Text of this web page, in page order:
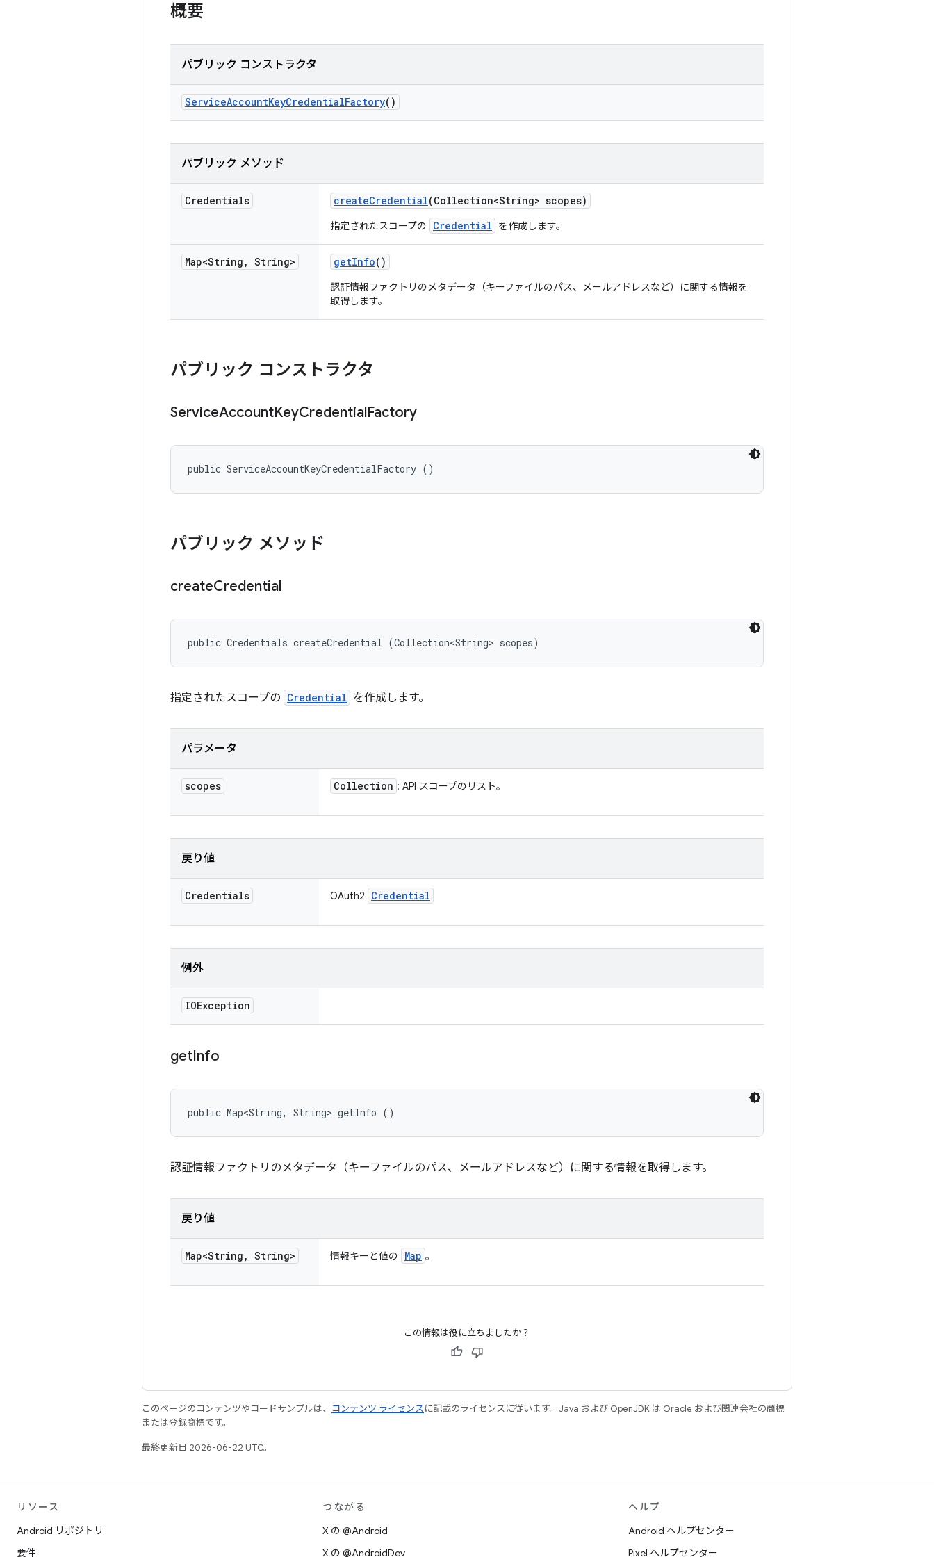
概要
パブリック コンストラクタ
ServiceAccountKeyCredentialFactory()
パブリック メソッド
Credentials createCredential(Collection<String> scopes)
指定されたスコープの Credential を作成します。
Map<String , String> getInfo()
認証情報ファクトリのメタデータ（キーファイルのパス、メールアドレスなど）に関する情報を
取得します。
パブリック コンストラクタ
ServiceAccountKeyCredentialFactory
public ServiceAccountKeyCredentialFactory ()
パブリック メソッド
createCredential
public Credentials createCredential (Collection<String> scopes)
指定されたスコープの Credential を作成します。
パラメータ
scopes Collection : API スコープのリスト。
戻り値
Credentials OAuth2 Credential
例外
IOException
getInfo
public Map<String, String> getInfo ()
認証情報ファクトリのメタデータ（キーファイルのパス、メールアドレスなど）に関する情報を取得します。
戻り値
Map<String , String> 情報キーと値の Map 。
この情報は役に立ちましたか？
このページのコンテンツやコードサンプルは、 コンテンツ ライセンスに記載のライセンスに従います。Java および OpenJDK は Oracle および関連会社の商標
または登録商標です。
最終更新日 2026-06-22 UTC。
リソース
Android リポジトリ
要件
つながる
X の @Android
X の @AndroidDev
ヘルプ
Android ヘルプセンター
Pixel ヘルプセンター